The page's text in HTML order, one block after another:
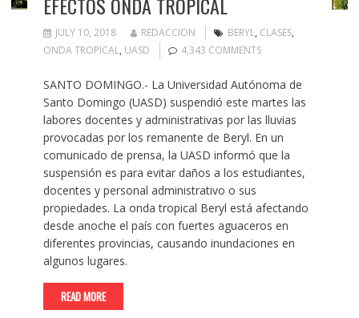
JULY 10, 2018 REDACCION BERYL, CLASES,
ONDA TROPICAL, UASD 4,343 COMMENTS
SANTO DOMINGO.- La Universidad Autónoma de
Santo Domingo (UASD) suspendió este martes las
labores docentes y administrativas por las lluvias
provocadas por los remanente de Beryl. En un
comunicado de prensa, la UASD informó que la
suspensión es para evitar daños a los estudiantes,
docentes y personal administrativo o sus
propiedades. La onda tropical Beryl está afectando
desde anoche el país con fuertes aguaceros en
diferentes provincias, causando inundaciones en
algunos lugares.
READ MORE